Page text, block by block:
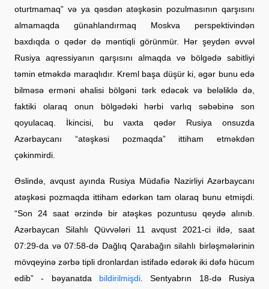
oturtmamaq” və ya qəsdən atəşkəsin pozulmasının qarşısını
almamaqda günahlandırmaq Moskva perspektivindən
baxdıqda o qədər də məntiqli görünmür. Hər şeydən əvvəl
Rusiya aqressiyanın qarşısını almaqda və bölgədə sabitliyi
təmin etməkdə maraqlıdır. Kreml başa düşür ki, əgər bunu edə
bilməsə erməni əhalisi bölgəni tərk edəcək və beləliklə də,
faktiki olaraq onun bölgədəki hərbi varlıq səbəbinə son
qoyulacaq. İkincisi, bu vaxta qədər Rusiya onsuzda
Azərbaycanı “atəşkəsi pozmaqda” ittiham etməkdən
çəkinmirdi.
Əslində, avqust ayında Rusiya Müdafiə Nazirliyi Azərbaycanı
atəşkəsi pozmaqda ittiham edərkən tam olaraq bunu etmişdi.
“Son 24 saat ərzində bir atəşkəs pozuntusu qeydə alınıb.
Azərbaycan Silahlı Qüvvələri 11 avqust 2021-ci ildə, saat
07:29-da və 07:58-də Dağlıq Qarabağın silahlı birləşmələrinin
mövqeyinə zərbə tipli dronlardan istifadə edərək iki dəfə hücum
edib” - bəyanatda bildirilmişdi . Sentyabrın 18-də Rusiya